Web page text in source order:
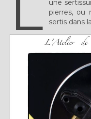
Sur l’Établi
Marques
Grands
Abraham-
Christian
Jean-
une
pierres, ou
sertis dans